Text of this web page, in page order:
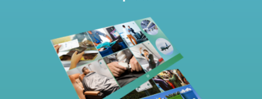
3
Wählen Sie Ihre Lehrkraft!